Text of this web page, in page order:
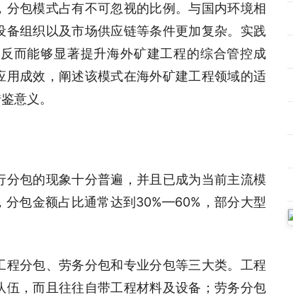
包模式占有不可忽视的比例。与国内环境相
组织以及市场供应链等条件更加复杂。实践
而能够显著提升海外矿建工程的综合管控成
成效，阐述该模式在海外矿建工程领域的适
意义。
包的现象十分普遍，并且已成为当前主流模
分包金额占比通常达到30%—60%，部分大型
分包、劳务分包和专业分包等三大类。工程
，而且往往自带工程材料及设备；劳务分包